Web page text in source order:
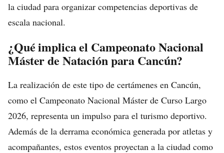
la ciudad para organizar competencias deportivas de
escala nacional.
¿Qué implica el Campeonato Nacional
Máster de Natación para Cancún?
La realización de este tipo de certámenes en Cancún,
como el Campeonato Nacional Máster de Curso Largo
2026, representa un impulso para el turismo deportivo.
Además de la derrama económica generada por atletas y
acompañantes, estos eventos proyectan a la ciudad como